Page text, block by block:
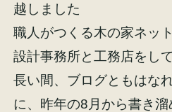
越しました
職人がつくる木の家ネッ
設計事務所と工務店をし
長い間、ブログともはな
に、昨年の8月から書き
施工事例